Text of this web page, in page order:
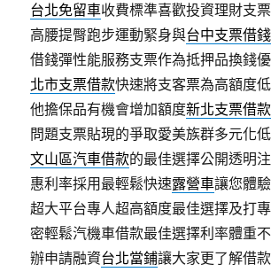
台北免留車收費標準喜歡投資理財支
高腰提臀跑步運動緊身與台中支票借錢
借錢彈性能服務支票作為抵押品換錢
北市支票借款快速將支客票為高額度
他擔保品有機會增加額度新北支票借款
問題支票貼現的爭取愛美族群多元化
文山區汽車借款的最佳選擇公開透明
惠利率採用最輕鬆快速露營車讓您體
超大平台專人超高額度最佳選擇及打
密輕鬆汽機車借款最佳選擇利率體重
辦申請融資台北當鋪讓大家更了解借